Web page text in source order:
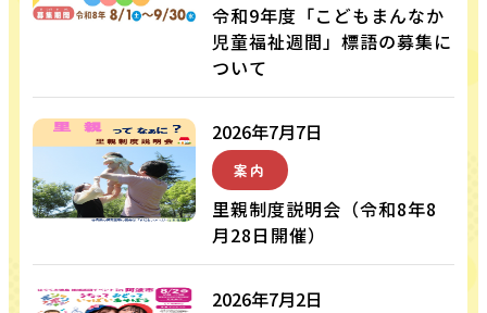
令和9年度「こどもまんなか
児童福祉週間」標語の募集に
ついて
2026年7月7日
案内
里親制度説明会（令和8年8
月28日開催）
2026年7月2日